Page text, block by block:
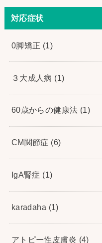
対応症状
0脚矯正 (1)
３大成人病 (1)
60歳からの健康法 (1)
CM関節症 (6)
IgA腎症 (1)
karadaha (1)
アトピー性皮膚炎 (4)